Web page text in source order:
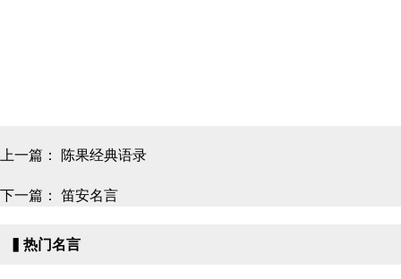
上一篇： 陈果经典语录
下一篇： 笛安名言
▍热门名言